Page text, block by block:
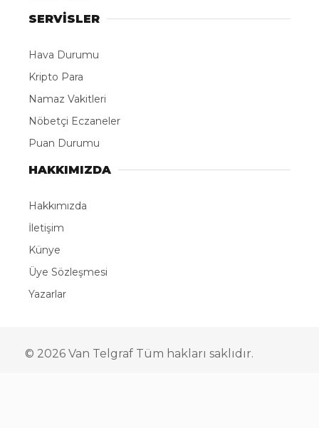
SERVİSLER
Hava Durumu
Kripto Para
Namaz Vakitleri
Nöbetçi Eczaneler
Puan Durumu
HAKKIMIZDA
Hakkımızda
İletişim
Künye
Üye Sözleşmesi
Yazarlar
© 2026 Van Telgraf Tüm hakları saklıdır.